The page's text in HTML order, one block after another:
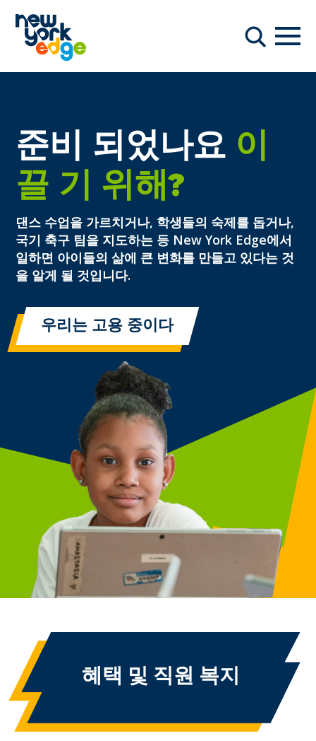
찾다
항해
준비 되었나요 이
끌 기 위해?
댄스 수업을 가르치거나, 학생들의 숙제를 돕거나,
국기 축구 팀을 지도하는 등 New York Edge에서
일하면 아이들의 삶에 큰 변화를 만들고 있다는 것
을 알게 될 것입니다.
우리는 고용 중이다
혜택 및 직원 복지